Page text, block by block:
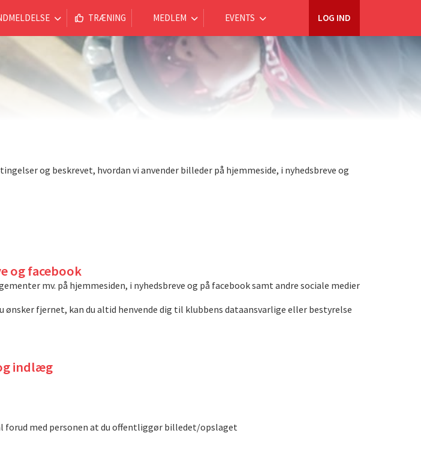
TRÆNING MEDLEM EVENTS LOG IND
og beskrevet, hvordan vi anvender billeder på hjemmeside, i nyhedsbreve og
og facebook
mv. på hjemmesiden, i nyhedsbreve og på facebook samt andre sociale medier
fjernet, kan du altid henvende dig til klubbens dataansvarlige eller bestyrelse
indlæg
med personen at du offentliggør billedet/opslaget